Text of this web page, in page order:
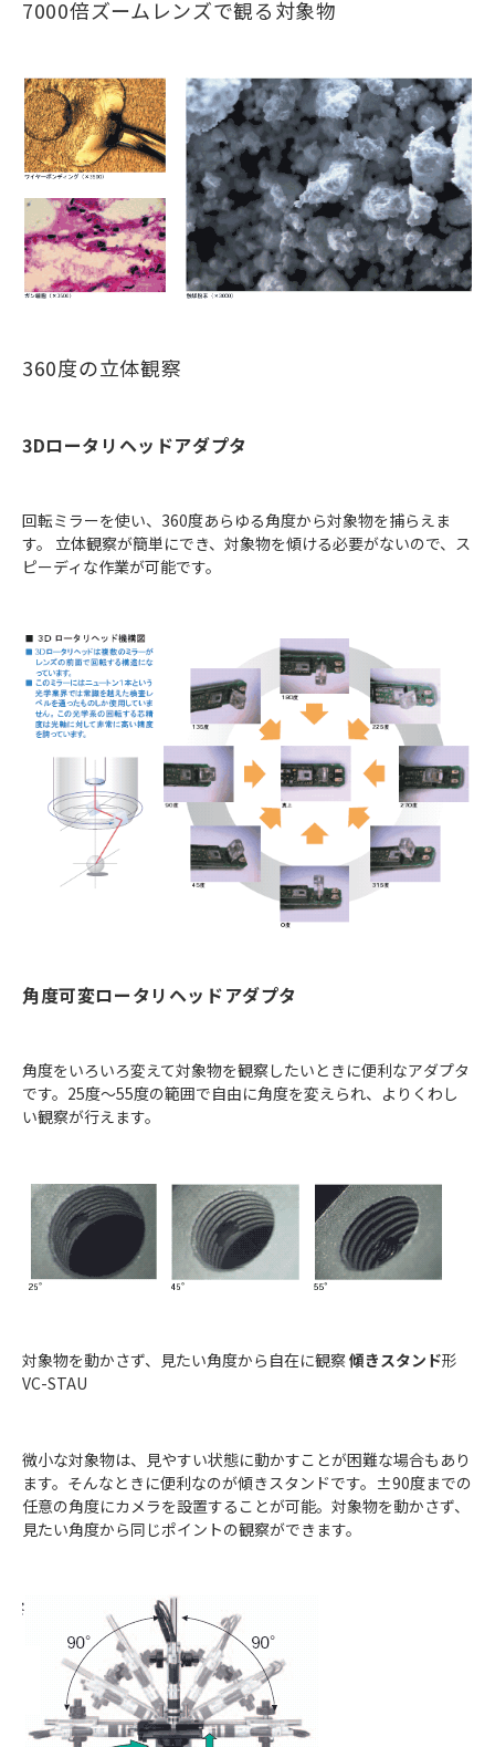
7000倍ズームレンズで観る対象物
360度の立体観察
3Dロータリヘッドアダプタ
回転ミラーを使い、360度あらゆる角度から対象物を捕らえま
す。 立体観察が簡単にでき、対象物を傾ける必要がないので、ス
ピーディな作業が可能です。
角度可変ロータリヘッドアダプタ
角度をいろいろ変えて対象物を観察したいときに便利なアダプタ
です。25度～55度の範囲で自由に角度を変えられ、よりくわし
い観察が行えます。
対象物を動かさず、見たい角度から自在に観察傾きスタンド形
VC-STAU
微小な対象物は、見やすい状態に動かすことが困難な場合もあり
ます。そんなときに便利なのが傾きスタンドです。±90度までの
任意の角度にカメラを設置することが可能。対象物を動かさず、
見たい角度から同じポイントの観察ができます。